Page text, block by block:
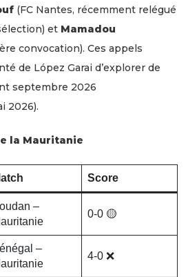
(FC Nantes, récemment relégué
et Mamadou
convocation). Ces appels
de López Garai d’explorer de
septembre 2026
2026).
la Mauritanie
Score
–
0-0 🟡
–
4-0 ❌